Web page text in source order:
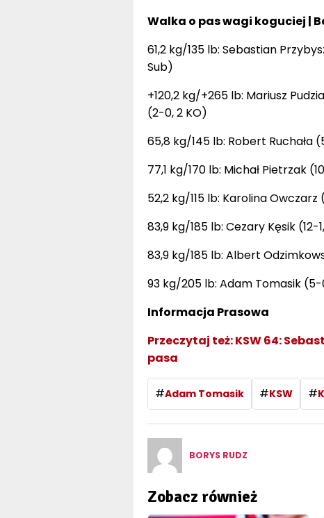
Walka o pas wagi koguciej |
61,2 kg/135 lb: Sebastian
Sub)
+120,2 kg/+265 lb: Mariusz
(2-0, 2 KO)
65,8 kg/145 lb: Robert Ruchała
77,1 kg/170 lb: Michał Pietrzak
52,2 kg/115 lb: Karolina Owczarz
83,9 kg/185 lb: Cezary Kęsik (12-
83,9 kg/185 lb: Albert
93 kg/205 lb: Adam Tomasik (5-
Informacja Prasowa
Przeczytaj też:KSW 64:
pasa
#Adam Tomasik #KSW #
BORYS RUDZ
Zobacz również